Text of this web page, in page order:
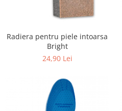
Adeziv dentar si ingrijire proteza
Tampoane si absorbante
Geluri si deodorante igiena intima
Produse manichiura & pedichiura
Oja si lac de unghii
Accesorii manichiura & pedichiura
Scutece adulti
Radiera pentru piele intoarsa
Bright
24,90 Lei